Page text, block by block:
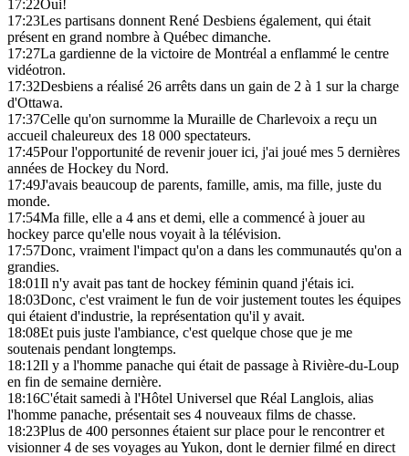
17:22Oui!
17:23Les partisans donnent René Desbiens également, qui était
présent en grand nombre à Québec dimanche.
17:27La gardienne de la victoire de Montréal a enflammé le centre
vidéotron.
17:32Desbiens a réalisé 26 arrêts dans un gain de 2 à 1 sur la charge
d'Ottawa.
17:37Celle qu'on surnomme la Muraille de Charlevoix a reçu un
accueil chaleureux des 18 000 spectateurs.
17:45Pour l'opportunité de revenir jouer ici, j'ai joué mes 5 dernières
années de Hockey du Nord.
17:49J'avais beaucoup de parents, famille, amis, ma fille, juste du
monde.
17:54Ma fille, elle a 4 ans et demi, elle a commencé à jouer au
hockey parce qu'elle nous voyait à la télévision.
17:57Donc, vraiment l'impact qu'on a dans les communautés qu'on a
grandies.
18:01Il n'y avait pas tant de hockey féminin quand j'étais ici.
18:03Donc, c'est vraiment le fun de voir justement toutes les équipes
qui étaient d'industrie, la représentation qu'il y avait.
18:08Et puis juste l'ambiance, c'est quelque chose que je me
soutenais pendant longtemps.
18:12Il y a l'homme panache qui était de passage à Rivière-du-Loup
en fin de semaine dernière.
18:16C'était samedi à l'Hôtel Universel que Réal Langlois, alias
l'homme panache, présentait ses 4 nouveaux films de chasse.
18:23Plus de 400 personnes étaient sur place pour le rencontrer et
visionner 4 de ses voyages au Yukon, dont le dernier filmé en direct